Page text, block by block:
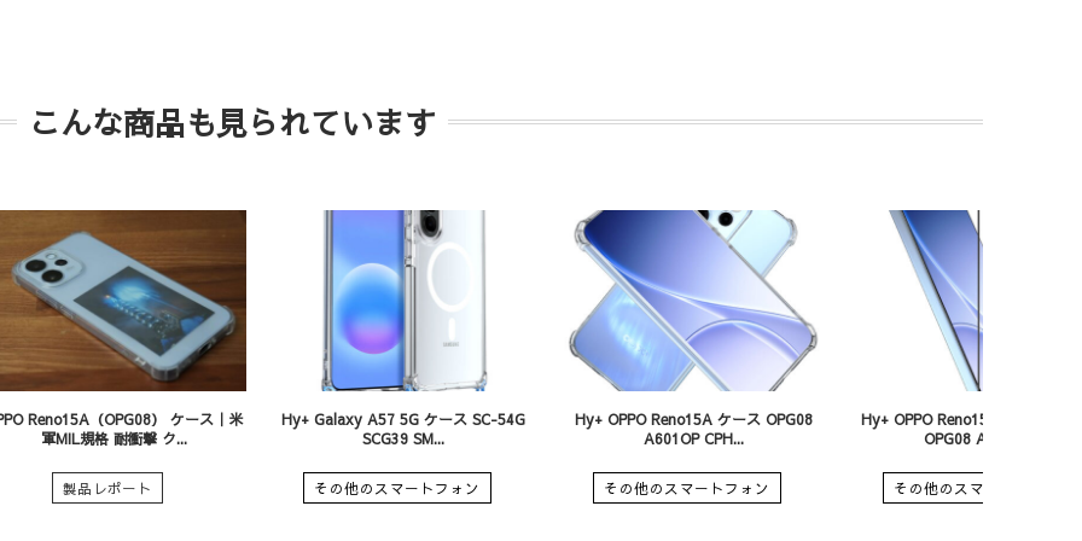
こんな商品も見られています
Reno15A（OPG08） ケース｜米
軍MIL規格 耐衝撃 ク...
製品レポート
Hy+ Galaxy A57 5G ケース SC-54G
SCG39 SM...
その他のスマートフォン
Hy+ OPPO Reno15A ケース OPG08
A601OP CPH...
その他のスマートフォン
Hy+ OPPO Reno15A ガラスフィ
OPG08 A601OP...
その他のスマートフォン